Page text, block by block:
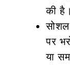
की है।
सोशल
पर
या